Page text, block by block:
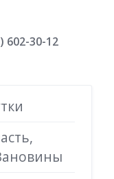
602-30-12